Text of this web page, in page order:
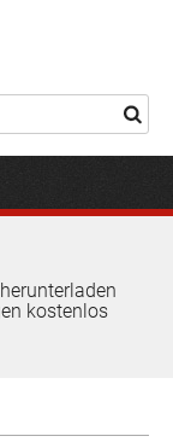
kostenlos